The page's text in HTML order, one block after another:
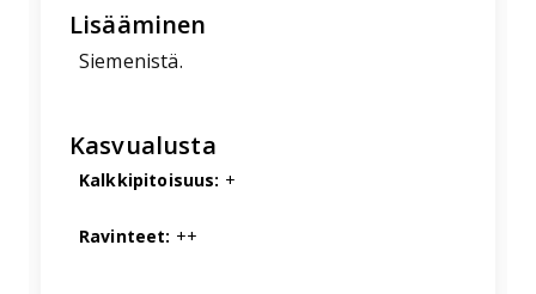
Lisääminen
Siemenistä.
Kasvualusta
Kalkkipitoisuus: +
Ravinteet: ++